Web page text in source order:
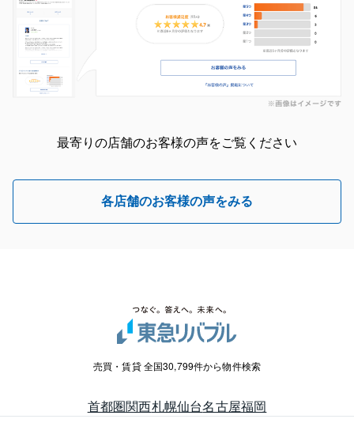
最寄りの店舗のお客様の声をご覧ください
各店舗のお客様の声をみる
売買・賃貸 全国30,799件から物件検索
首都圏関西札幌仙台名古屋福岡